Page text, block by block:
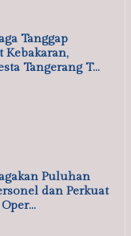
Tanggap
Kebakaran,
Tangerang T…
Puluhan
dan Perkuat